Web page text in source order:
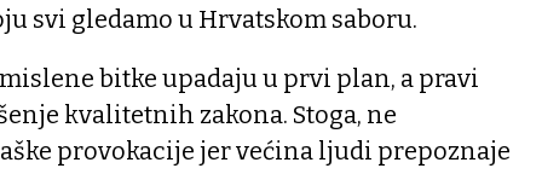
svi gledamo u Hrvatskom saboru.
bitke upadaju u prvi plan, a pravi
kvalitetnih zakona. Stoga, ne
provokacije jer većina ljudi prepoznaje